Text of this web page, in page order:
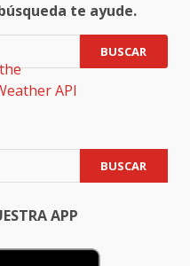
te ayude.
BUSCAR
APP